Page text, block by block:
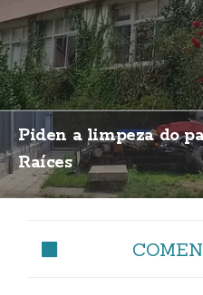
Piden a limpeza do
Raíces